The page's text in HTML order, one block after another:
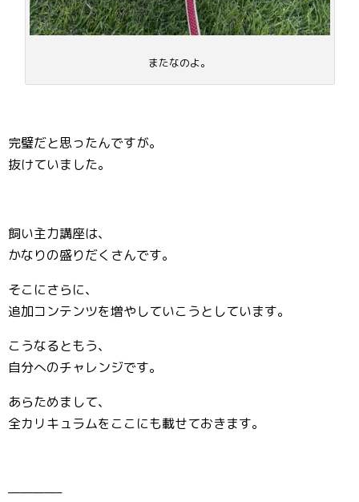
またなのよ。
完璧だと思ったんですが。
抜けていました。
飼い主力講座は、
かなりの盛りだくさんです。
そこにさらに、
追加コンテンツを増やしていこうとしています。
こうなるともう、
自分へのチャレンジです。
あらためまして、
全カリキュラムをここにも載せておきます。
————–